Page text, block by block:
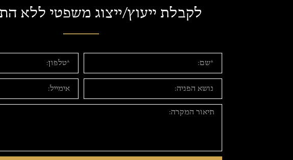
לקבלת ייעוץ/ייצוג משפטי ללא